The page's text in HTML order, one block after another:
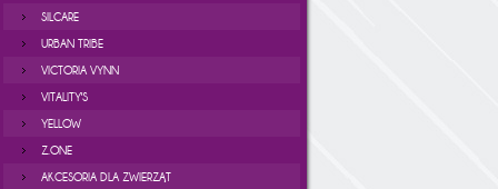
SILCARE
URBAN TRIBE
VICTORIA VYNN
VITALITY'S
YELLOW
Z.ONE
AKCESORIA DLA ZWIERZĄT